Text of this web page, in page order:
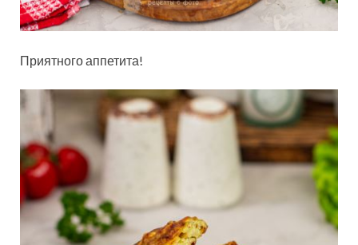
Приятного аппетита!